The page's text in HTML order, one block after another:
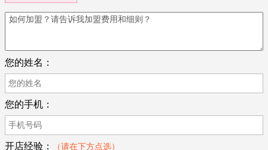
您的姓名：
您的手机：
开店经验： （请在下方点选）